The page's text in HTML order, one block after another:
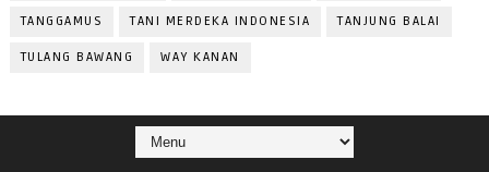
TANGGAMUS TANI MERDEKA INDONESIA TANJUNG BALAI
TULANG BAWANG WAY KANAN